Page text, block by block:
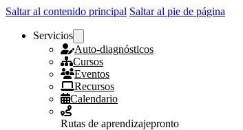
Saltar al contenido principal Saltar al pie de página
Servicios
Auto-diagnósticos
Cursos
Eventos
Recursos
Calendario
Rutas de aprendizajepronto